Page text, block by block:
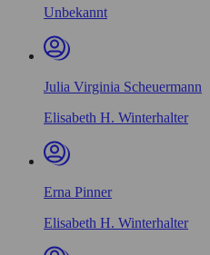
Unbekannt
Julia Virginia Scheuermann
Elisabeth H. Winterhalter
Erna Pinner
Elisabeth H. Winterhalter